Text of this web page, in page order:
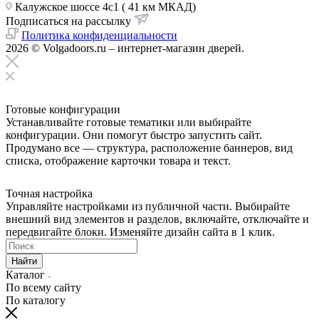
Калужское шоссе 4с1 ( 41 км МКАД)
Подписаться на рассылку
Политика конфиденциальности
2026 © Volgadoors.ru – интернет-магазин дверей.
Готовые конфигурации
Устанавливайте готовые тематики или выбирайте
конфигурации. Они помогут быстро запустить сайт.
Продумано все — структура, расположение баннеров, вид
списка, отображение карточки товара и текст.
Точная настройка
Управляйте настройками из публичной части. Выбирайте
внешний вид элементов и разделов, включайте, отключайте и
передвигайте блоки. Изменяйте дизайн сайта в 1 клик.
Найти
Каталог
По всему сайту
По каталогу